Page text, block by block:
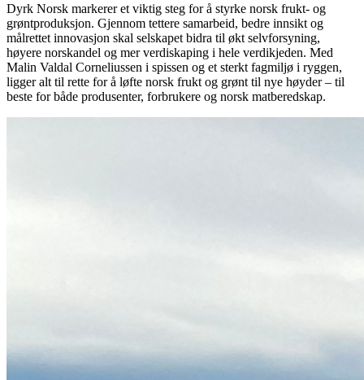
Dyrk Norsk markerer et viktig steg for å styrke norsk frukt- og
grøntproduksjon. Gjennom tettere samarbeid, bedre innsikt og
målrettet innovasjon skal selskapet bidra til økt selvforsyning,
høyere norskandel og mer verdiskaping i hele verdikjeden. Med
Malin Valdal Corneliussen i spissen og et sterkt fagmiljø i ryggen,
ligger alt til rette for å løfte norsk frukt og grønt til nye høyder – til
beste for både produsenter, forbrukere og norsk matberedskap.